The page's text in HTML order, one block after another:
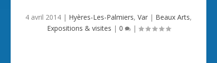
4 avril 2014 | Hyères-Les-Palmiers, Var | Beaux Arts,
Expositions & visites | 0 |